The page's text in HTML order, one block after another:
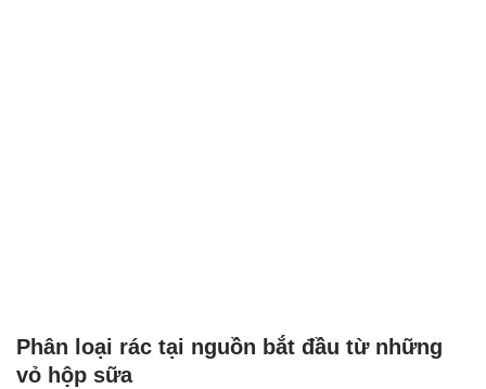
Phân loại rác tại nguồn bắt đầu từ những
vỏ hộp sữa